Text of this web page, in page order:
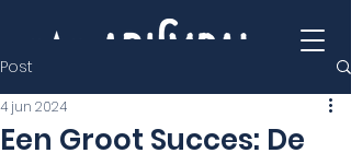
Post
Een Groot Succes: De
4 jun 2024